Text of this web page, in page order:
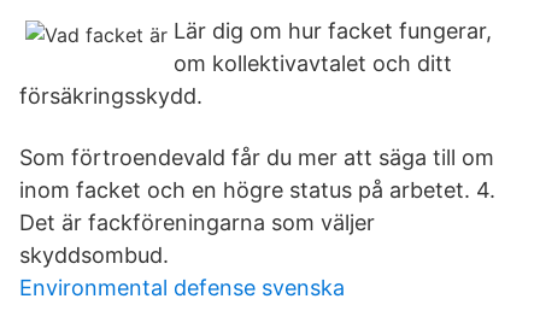
Lär dig om hur facket fungerar,
om kollektivavtalet och ditt
försäkringsskydd.
Som förtroendevald får du mer att säga till om
inom facket och en högre status på arbetet. 4.
Det är fackföreningarna som väljer
skyddsombud.
Environmental defense svenska